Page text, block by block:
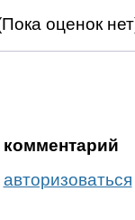
оценок
авторизоваться